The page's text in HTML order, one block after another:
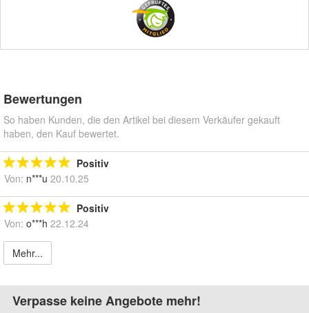
Bewertungen
So haben Kunden, die den Artikel bei diesem Verkäufer gekauft
haben, den Kauf bewertet.
Positiv
Von: n***u 20.10.25
Positiv
Von: o***h 22.12.24
Mehr...
Verpasse keine Angebote mehr!